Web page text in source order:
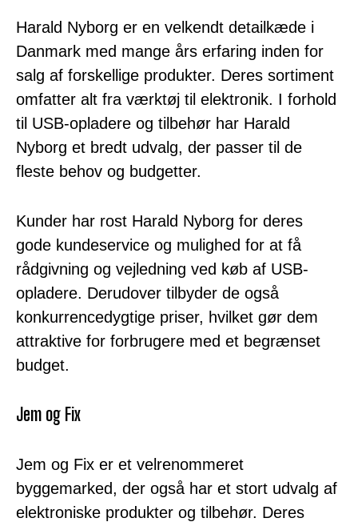
Harald Nyborg er en velkendt detailkæde i
Danmark med mange års erfaring inden for
salg af forskellige produkter. Deres sortiment
omfatter alt fra værktøj til elektronik. I forhold
til USB-opladere og tilbehør har Harald
Nyborg et bredt udvalg, der passer til de
fleste behov og budgetter.
Kunder har rost Harald Nyborg for deres
gode kundeservice og mulighed for at få
rådgivning og vejledning ved køb af USB-
opladere. Derudover tilbyder de også
konkurrencedygtige priser, hvilket gør dem
attraktive for forbrugere med et begrænset
budget.
Jem og Fix
Jem og Fix er et velrenommeret
byggemarked, der også har et stort udvalg af
elektroniske produkter og tilbehør. Deres